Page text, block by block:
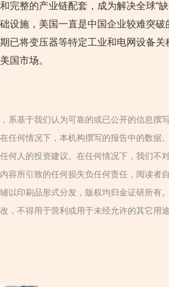
完整的产业链配套，成为解决全球“
设施，美国一直是中国企业较难突
已将变压器等特定工业和电网设备
国市场。
系基于我们认为可靠的或已公开的信息撰
任何情况下，本机构撰写的报告中的数据
何人的投资建议。在任何情况下，我们不
容所引致的任何损失负任何责任，阅读者
以印刷品形式分发，版权均归金证研所有
，不得用于营利或用于未经允许的其它用途